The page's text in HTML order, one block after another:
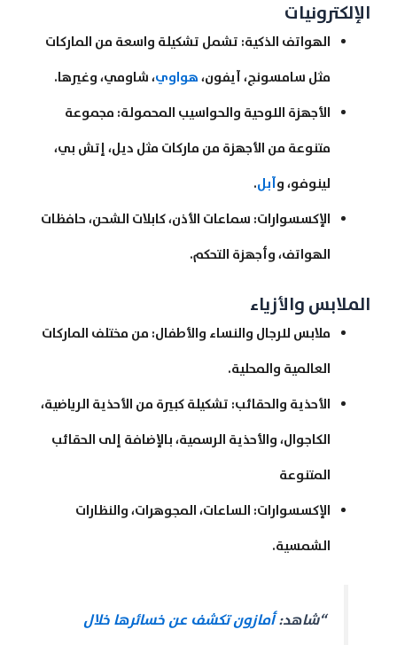
الإلكترونيات
الهواتف الذكية: تشمل تشكيلة واسعة من الماركات
مثل سامسونج، آيفون، هواوي، شاومي، وغيرها.
الأجهزة اللوحية والحواسيب المحمولة: مجموعة
متنوعة من الأجهزة من ماركات مثل ديل، إتش بي،
لينوفو، وآبل.
الإكسسوارات: سماعات الأذن، كابلات الشحن، حافظات
الهواتف، وأجهزة التحكم.
الملابس والأزياء
ملابس للرجال والنساء والأطفال: من مختلف الماركات
العالمية والمحلية.
الأحذية والحقائب: تشكيلة كبيرة من الأحذية الرياضية،
الكاجوال، والأحذية الرسمية، بالإضافة إلى الحقائب
المتنوعة
الإكسسوارات: الساعات، المجوهرات، والنظارات
الشمسية.
“شاهد:أمازون تكشف عن خسائرها خلال